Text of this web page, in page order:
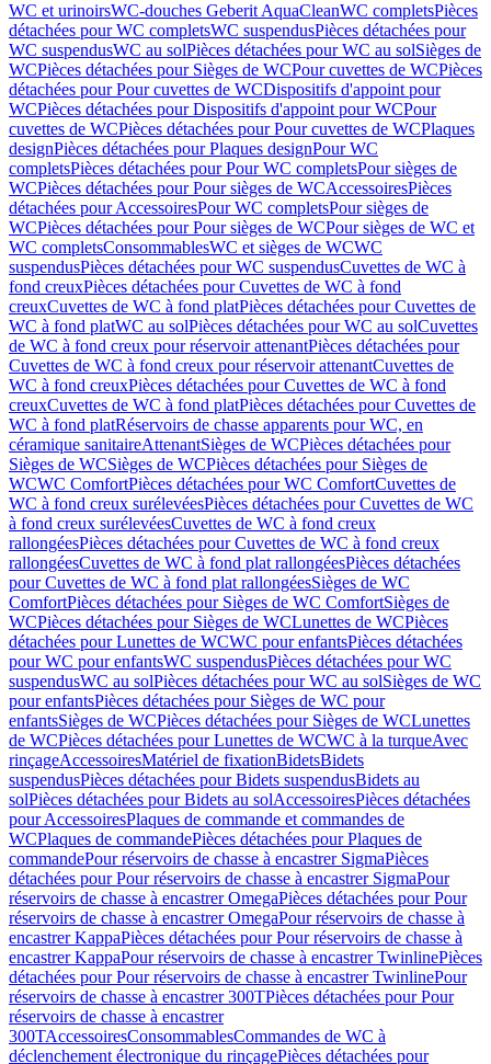
WC et urinoirsWC-douches Geberit AquaCleanWC completsPièces
détachées pour WC completsWC suspendusPièces détachées pour
WC suspendusWC au solPièces détachées pour WC au solSièges de
WCPièces détachées pour Sièges de WCPour cuvettes de WCPièces
détachées pour Pour cuvettes de WCDispositifs d'appoint pour
WCPièces détachées pour Dispositifs d'appoint pour WCPour
cuvettes de WCPièces détachées pour Pour cuvettes de WCPlaques
designPièces détachées pour Plaques designPour WC
completsPièces détachées pour Pour WC completsPour sièges de
WCPièces détachées pour Pour sièges de WCAccessoiresPièces
détachées pour AccessoiresPour WC completsPour sièges de
WCPièces détachées pour Pour sièges de WCPour sièges de WC et
WC completsConsommablesWC et sièges de WCWC
suspendusPièces détachées pour WC suspendusCuvettes de WC à
fond creuxPièces détachées pour Cuvettes de WC à fond
creuxCuvettes de WC à fond platPièces détachées pour Cuvettes de
WC à fond platWC au solPièces détachées pour WC au solCuvettes
de WC à fond creux pour réservoir attenantPièces détachées pour
Cuvettes de WC à fond creux pour réservoir attenantCuvettes de
WC à fond creuxPièces détachées pour Cuvettes de WC à fond
creuxCuvettes de WC à fond platPièces détachées pour Cuvettes de
WC à fond platRéservoirs de chasse apparents pour WC, en
céramique sanitaireAttenantSièges de WCPièces détachées pour
Sièges de WCSièges de WCPièces détachées pour Sièges de
WCWC ComfortPièces détachées pour WC ComfortCuvettes de
WC à fond creux surélevéesPièces détachées pour Cuvettes de WC
à fond creux surélevéesCuvettes de WC à fond creux
rallongéesPièces détachées pour Cuvettes de WC à fond creux
rallongéesCuvettes de WC à fond plat rallongéesPièces détachées
pour Cuvettes de WC à fond plat rallongéesSièges de WC
ComfortPièces détachées pour Sièges de WC ComfortSièges de
WCPièces détachées pour Sièges de WCLunettes de WCPièces
détachées pour Lunettes de WCWC pour enfantsPièces détachées
pour WC pour enfantsWC suspendusPièces détachées pour WC
suspendusWC au solPièces détachées pour WC au solSièges de WC
pour enfantsPièces détachées pour Sièges de WC pour
enfantsSièges de WCPièces détachées pour Sièges de WCLunettes
de WCPièces détachées pour Lunettes de WCWC à la turqueAvec
rinçageAccessoiresMatériel de fixationBidetsBidets
suspendusPièces détachées pour Bidets suspendusBidets au
solPièces détachées pour Bidets au solAccessoiresPièces détachées
pour AccessoiresPlaques de commande et commandes de
WCPlaques de commandePièces détachées pour Plaques de
commandePour réservoirs de chasse à encastrer SigmaPièces
détachées pour Pour réservoirs de chasse à encastrer SigmaPour
réservoirs de chasse à encastrer OmegaPièces détachées pour Pour
réservoirs de chasse à encastrer OmegaPour réservoirs de chasse à
encastrer KappaPièces détachées pour Pour réservoirs de chasse à
encastrer KappaPour réservoirs de chasse à encastrer TwinlinePièces
détachées pour Pour réservoirs de chasse à encastrer TwinlinePour
réservoirs de chasse à encastrer 300TPièces détachées pour Pour
réservoirs de chasse à encastrer
300TAccessoiresConsommablesCommandes de WC à
déclenchement électronique du rinçagePièces détachées pour